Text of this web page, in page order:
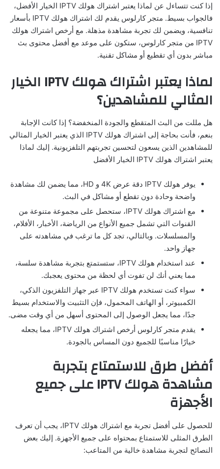
إذا كنت تتساءل عن لماذا يعتبر اشتراك هولك IPTV الخيار الأفضل،
فالجواب بسيط. متجر كارلوس يقدم لك اشتراك هولك IPTV بأسعار
تنافسية، ويضمن لك تجربة مشاهدة مذهلة. مع أرخص اشتراك هولك
IPTV من متجر كارلوس، ستكون على موعد مع أفضل محتوى بث
مباشر بدون أي تقطيع أو مشاكل تقنية.
لماذا يعتبر اشتراك هولك IPTV الخيار
المثالي للمشاهدين؟
هل مللت من البث المتقطع والجودة المنخفضة؟ إذا كانت الإجابة
بنعم، فأنت بحاجة إلى اشتراك هولك IPTV الذي يعتبر الخيار المثالي
للمشاهدين الذين يسعون لتحسين تجربتهم التلفزيونية. إليك لماذا
يعتبر اشتراك هولك IPTV الخيار الأفضل
يوفر هولك IPTV دقة عرض 4K و HD، مما يضمن لك مشاهدة
واضحة وحادة دون تقطع أو مشاكل في البث.
مع اشتراك هولك IPTV، ستحصل على مجموعة متنوعة من
القنوات التي تشمل جميع الأنواع من الرياضة، الأخبار، الأفلام،
والمسلسلات. وبالتالي، تجد كل ما ترغب في مشاهدته على
جهاز واحد.
عند استخدام هولك IPTV، ستستمتع بتجربة مشاهدة سلسة،
مما يعني أنك لن تفوت أي لحظة من محتوى يعجبك.
سواء كنت تستخدم هولك IPTV عبر جهاز التلفزيون الذكي،
الكمبيوتر، أو الهاتف المحمول، فإن التثبيت والاستخدام بسيط
جدًا، مما يجعل الوصول إلى المحتوى أسهل من أي وقت مضى.
يقدم متجر كارلوس أرخص اشتراك هولك IPTV، مما يجعله
خيارًا مناسبًا للجميع دون المساس بالجودة.
أفضل طرق للاستمتاع بتجربة
مشاهدة هولك IPTV على جميع
الأجهزة
للحصول على أفضل تجربة مع اشتراك هولك IPTV، يجب أن تعرف
الطرق المثلى للاستمتاع بمحتواه على جميع الأجهزة. إليك بعض
النصائح لتجربة مشاهدة خالية من المتاعب: